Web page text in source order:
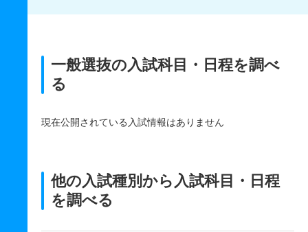
一般選抜の入試科目・日程を調べ
る
現在公開されている入試情報はありません
他の入試種別から入試科目・日程
を調べる